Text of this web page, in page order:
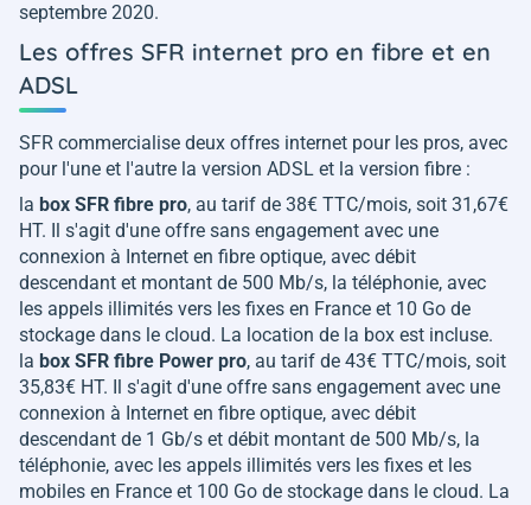
septembre 2020.
Les offres SFR internet pro en fibre et en
ADSL
SFR commercialise deux offres internet pour les pros, avec
pour l'une et l'autre la version ADSL et la version fibre :
la box SFR fibre pro, au tarif de 38€ TTC/mois, soit 31,67€
HT. Il s'agit d'une offre sans engagement avec une
connexion à Internet en fibre optique, avec débit
descendant et montant de 500 Mb/s, la téléphonie, avec
les appels illimités vers les fixes en France et 10 Go de
stockage dans le cloud. La location de la box est incluse.
la box SFR fibre Power pro, au tarif de 43€ TTC/mois, soit
35,83€ HT. Il s'agit d'une offre sans engagement avec une
connexion à Internet en fibre optique, avec débit
descendant de 1 Gb/s et débit montant de 500 Mb/s, la
téléphonie, avec les appels illimités vers les fixes et les
mobiles en France et 100 Go de stockage dans le cloud. La